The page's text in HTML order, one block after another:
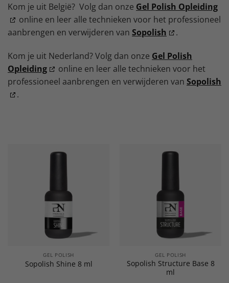
Kom je uit België? Volg dan onze Gel Polish Opleiding
online en leer alle technieken voor het professioneel
aanbrengen en verwijderen van Sopolish .
Kom je uit Nederland? Volg dan onze Gel Polish
Opleiding
online en leer alle technieken voor het
professioneel aanbrengen en verwijderen van Sopolish
.
GEL POLISH
Sopolish Shine 8 ml
GEL POLISH
Sopolish Structure Base 8
ml